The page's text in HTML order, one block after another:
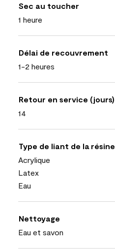
Sec au toucher
1 heure
Délai de recouvrement
1-2 heures
Retour en service (jours)
14
Type de liant de la résine
Acrylique
Latex
Eau
Nettoyage
Eau et savon